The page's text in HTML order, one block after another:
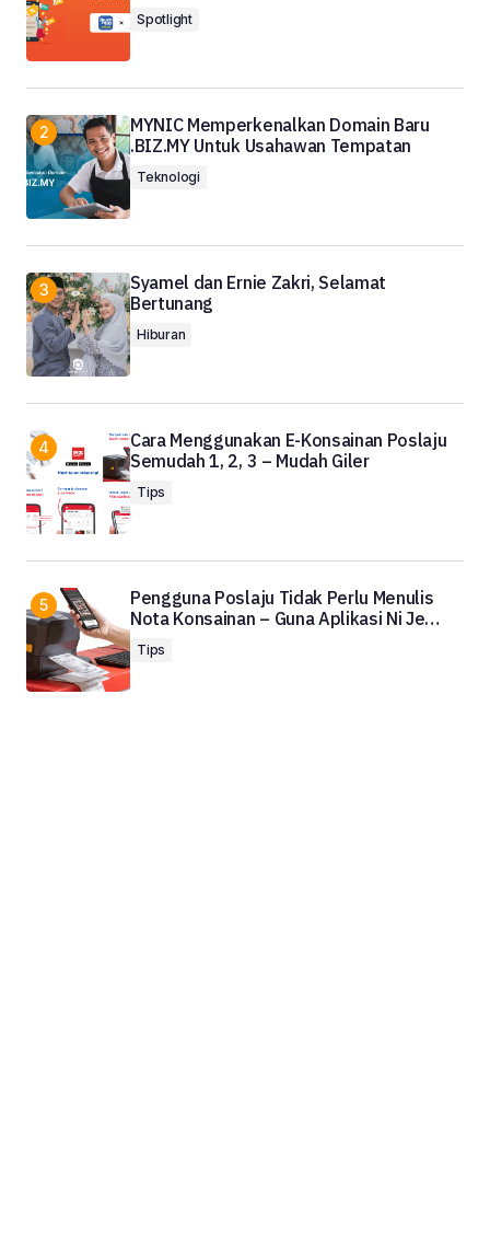
Spotlight
MYNIC Memperkenalkan Domain Baru
.BIZ.MY Untuk Usahawan Tempatan
Teknologi
Syamel dan Ernie Zakri, Selamat
Bertunang
Hiburan
Cara Menggunakan E-Konsainan Poslaju
Semudah 1, 2, 3 – Mudah Giler
Tips
Pengguna Poslaju Tidak Perlu Menulis
Nota Konsainan – Guna Aplikasi Ni Je…
Tips